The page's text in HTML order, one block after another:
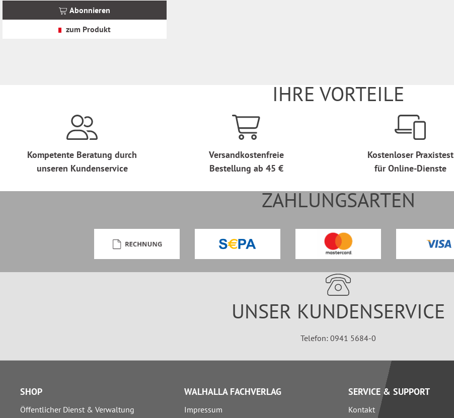
Abonnieren
zum Produkt
IHRE VORTEILE
Kompetente Beratung durch
unseren Kundenservice
Versandkostenfreie
Bestellung ab 45 €
Kostenloser Praxistest
für Online-Dienste
ZAHLUNGSARTEN
UNSER KUNDENSERVICE
Telefon: 0941 5684-0
SHOP
Öffentlicher Dienst & Verwaltung
WALHALLA FACHVERLAG
Impressum
SERVICE & SUPPORT
Kontakt